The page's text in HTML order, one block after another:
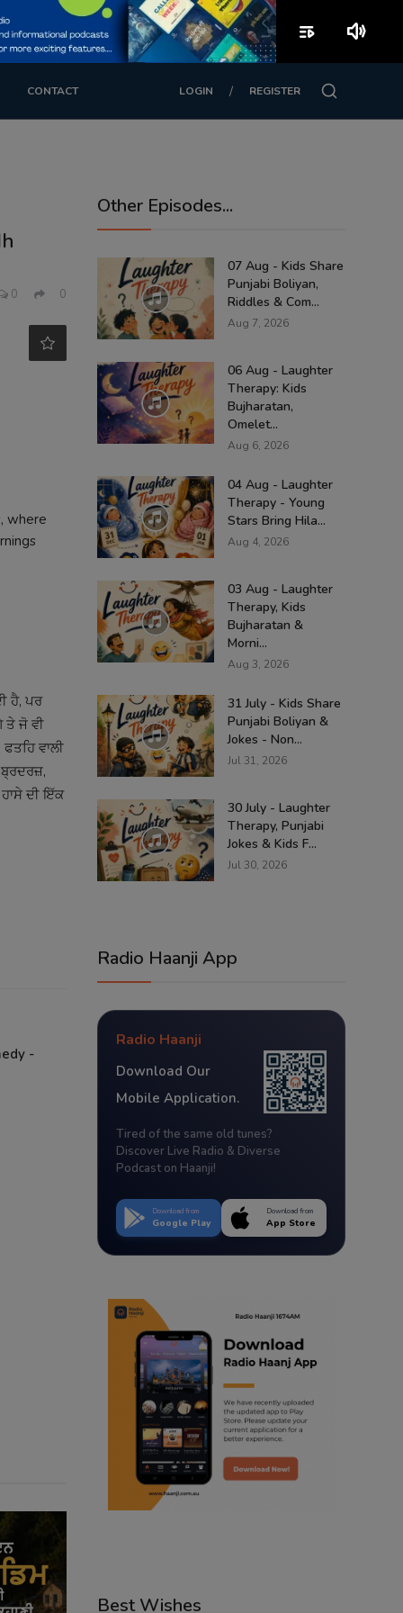
CONTACT LOGIN / REGISTER
0 0
where
ਹੈ, ਪਰ
ਤੇ ਜੋ ਵੀ
ਵਾਲੀ
ਦੀ ਇੱਕ
-
Other Episodes...
07 Aug - Kids Share
Punjabi Boliyan,
Riddles & Com...
Aug 7, 2026
06 Aug - Laughter
Therapy: Kids
Bujharatan,
Omelet...
Aug 6, 2026
04 Aug - Laughter
Therapy - Young
Stars Bring Hila...
Aug 4, 2026
03 Aug - Laughter
Therapy, Kids
Bujharatan &
Morni...
Aug 3, 2026
31 July - Kids Share
Punjabi Boliyan &
Jokes - Non...
Jul 31, 2026
30 July - Laughter
Therapy, Punjabi
Jokes & Kids F...
Jul 30, 2026
Radio Haanji App
Radio Haanji
Download Our
Mobile Application.
Tired of the same old tunes?
Discover Live Radio & Diverse
Podcast on Haanji!
Download from
Google Play
Download from
App Store
Best Wishes
playlist_play volume_up